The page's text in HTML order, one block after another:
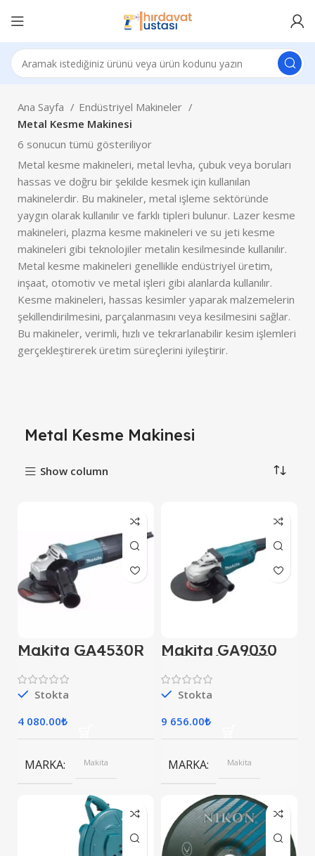
Ana Sayfa
Endüstriyel Makineler
Metal Kesme Makinesi
6 sonucun tümü gösteriliyor
Metal kesme makineleri, metal levha, çubuk veya boruları
hassas ve doğru bir şekilde kesmek için kullanılan
makinelerdir. Bu makineler, metal işleme sektöründe
yaygın olarak kullanılır ve farklı tipleri bulunur. Lazer kesme
makineleri, plazma kesme makineleri ve su jeti kesme
makineleri gibi teknolojiler metalin kesilmesinde kullanılır.
Metal kesme makineleri genellikle endüstriyel üretim,
inşaat, otomotiv ve metal işleri gibi alanlarda kullanılır.
Kesme makineleri, hassas kesimler yaparak malzemelerin
şekillendirilmesini, parçalanmasını veya kesilmesini sağlar.
Bu makineler, verimli, hızlı ve tekrarlanabilir kesim işlemleri
gerçekleştirerek üretim süreçlerini iyileştirir.
Metal Kesme Makinesi
Show column
Makita GA4530R
115 mm 720W
Avuç Taşlama
Stokta
4 080.00₺
MARKA Makita
Makita GA9030
2400 Watt 230
mm Büyük
Taşlama
Stokta
9 656.00₺
MARKA Makita